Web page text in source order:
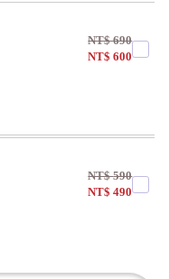
NT$690
NT$600
NT$590
NT$490